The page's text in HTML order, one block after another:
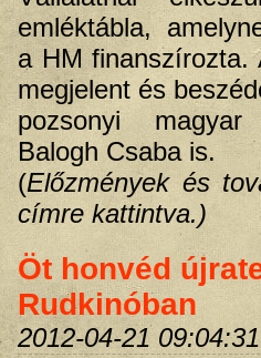
emléktábla,
a HM finanszírozta.
megjelent és
pozsonyi magyar
Balogh Csaba is.
(Előzmények és
címre kattintva.)
Öt honvéd
Rudkinóban
2012-04-21 09:04:31